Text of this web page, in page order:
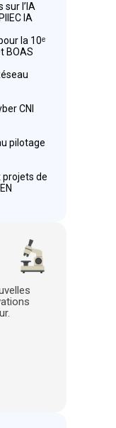
sur l’IA
IA
la 10ᵉ
BOAS
CNI
pilotage
projets de